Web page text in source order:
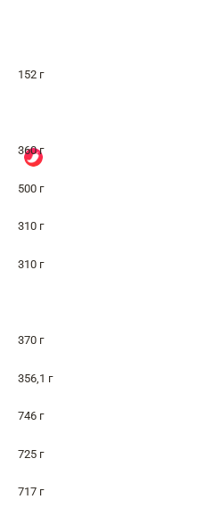
152 г
360 г
500 г
310 г
310 г
370 г
356,1 г
746 г
725 г
717 г